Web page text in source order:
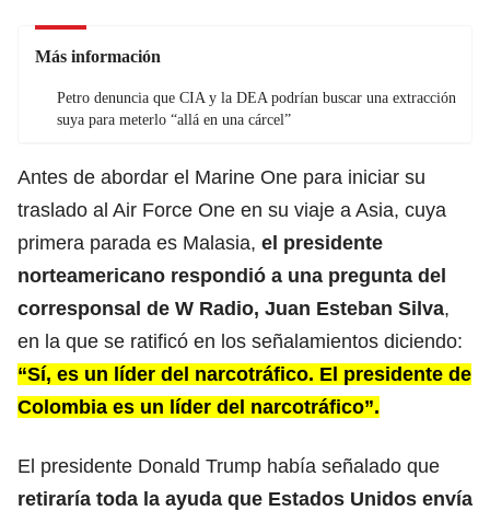
Más información
Petro denuncia que CIA y la DEA podrían buscar una extracción
suya para meterlo “allá en una cárcel”
Antes de abordar el Marine One para iniciar su
traslado al Air Force One en su viaje a Asia, cuya
primera parada es Malasia, el presidente
norteamericano respondió a una pregunta del
corresponsal de W Radio, Juan Esteban Silva,
en la que se ratificó en los señalamientos diciendo:
“Sí, es un líder del narcotráfico. El presidente de
Colombia es un líder del narcotráfico”.
El presidente Donald Trump había señalado que
retiraría toda la ayuda que Estados Unidos envía